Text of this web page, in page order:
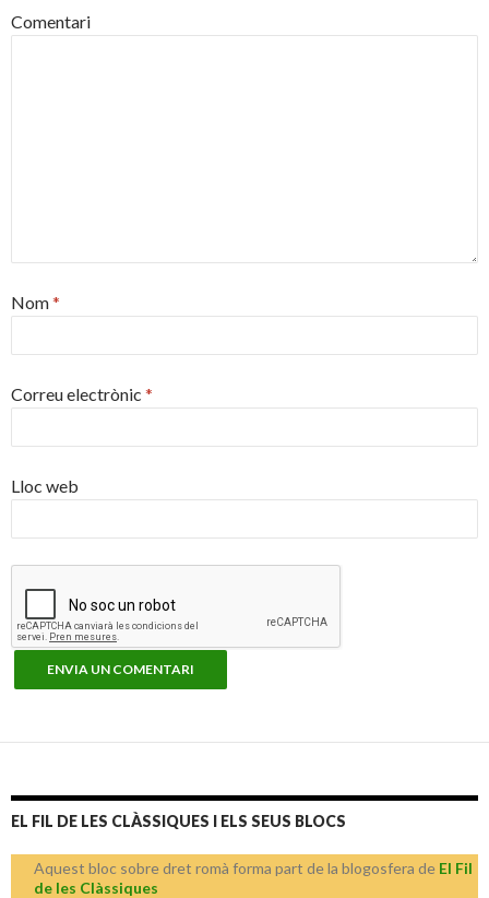
Comentari
Nom*
Correu electrònic *
Lloc web
EL FIL DE LES CLÀSSIQUES I ELS SEUS BLOCS
Aquest bloc sobre dret romà forma part de la blogosfera de El Fil
de les Clàssiques